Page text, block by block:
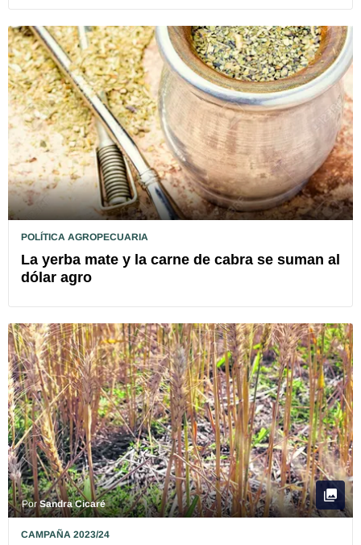
POLÍTICA AGROPECUARIA
La yerba mate y la carne de cabra se suman al
dólar agro
PorSandra Cicaré
CAMPAÑA 2023/24